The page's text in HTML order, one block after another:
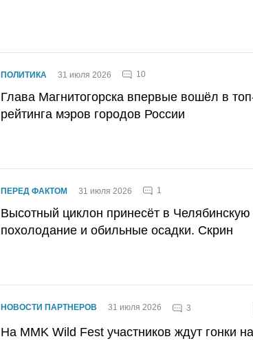
ПОЛИТИКА 31 июля 2026 10
Глава Магнитогорска впервые вошёл в
рейтинга мэров городов России
ПЕРЕД ФАКТОМ 31 июля 2026 1
Высотный циклон принесёт в Челябинскую
похолодание и обильные осадки. Скрин
НОВОСТИ ПАРТНЕРОВ 31 июля 2026 3
На MMK Wild Fest участников ждут гонки